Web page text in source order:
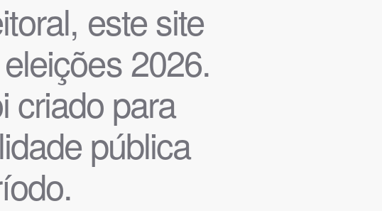
este site
2026.
criado para
pública